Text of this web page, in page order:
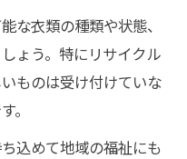
な衣類の種類や状態、
ょう。特にリサイクル
ものは受け付けていな
。
込めて地域の福祉にも